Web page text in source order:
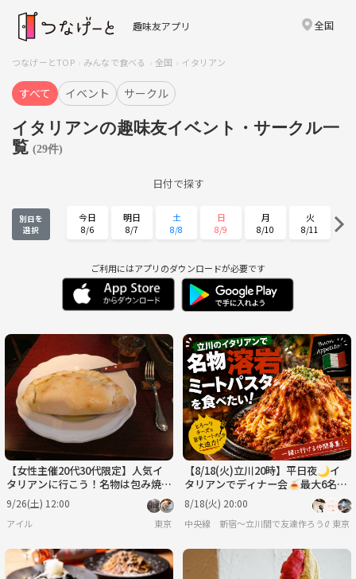
趣味友アプリ 全国
つなげーとTOP みんなで食べる 全国 イタリアン
すべて イベント サークル
イタリアンの趣味友イベント・サークル一
覧 (29件)
日付で探す
別日を
選択
今日
8/6
明日
8/7
土
8/8
日
8/9
月
8/10
火
8/11
8/12 8/13 8/14 8/15 8/16
火
8/18
水
8/19
金
8/21
土
8/22
8/25 8/26 8/27 8/28 8/29
8/30
月
8/31
火
9/1
水
9/2
木
9/3
金
9/4
ご利用にはアプリのダウンロードが必要です
【女性主催20代30代限定】人気イ
タリアンに行こう！名物は包み焼き
ピッツァとプリンです〜🍞🥞🥐
9/26(土) 12:00
アイル 東京
【8/18(火)立川20時】平日夜🌙イ
タリアンでディナー会🍝最大6名限
定・おひとり様歓迎！イタリアンを
味わおう🍕
8/18(火) 20:00
中央線 新宿〜立川間で友達作ろうの会東京